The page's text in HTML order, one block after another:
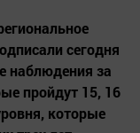
сегодня
наблюдения за
пройдут 15, 16
которые